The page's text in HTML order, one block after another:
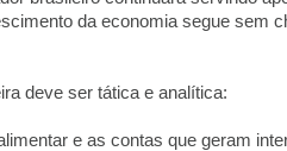
da economia segue sem
deve ser tática e analítica:
e as contas que geram